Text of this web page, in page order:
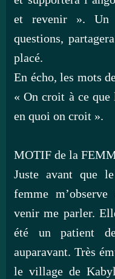
et revenir ». Un
questions,
placé.
En écho, les mots
« On croit à ce que
en quoi on croit ».
MOTIF de la
Juste avant que
femme
venir me parler.
été un patient de
auparavant. Très
le village de